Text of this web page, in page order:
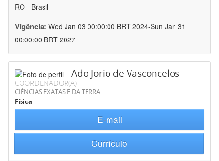
RO - Brasil
Vigência: Wed Jan 03 00:00:00 BRT 2024-Sun Jan 31
00:00:00 BRT 2027
Ado Jorio de Vasconcelos
COORDENADOR(A)
CIÊNCIAS EXATAS E DA TERRA
Física
E-mail
Currículo